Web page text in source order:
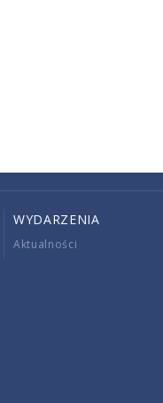
WYDARZENIA
Aktualności